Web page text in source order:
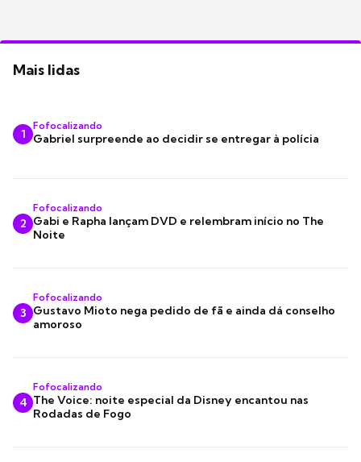
Mais lidas
1
Fofocalizando
Gabriel surpreende ao decidir se entregar à polícia
2
Fofocalizando
Gabi e Rapha lançam DVD e relembram início no The
Noite
3
Fofocalizando
Gustavo Mioto nega pedido de fã e ainda dá conselho
amoroso
4
Fofocalizando
The Voice: noite especial da Disney encantou nas
Rodadas de Fogo